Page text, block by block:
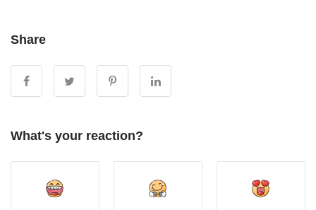
Share
What's your reaction?